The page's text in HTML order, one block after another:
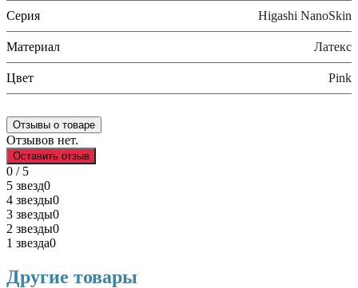
Серия Higashi NanoSkin
Материал Латекс
Цвет Pink
Отзывы о товаре
Отзывов нет.
Оставить отзыв
0 / 5
5 звезд0
4 звезды0
3 звезды0
2 звезды0
1 звезда0
Другие товары